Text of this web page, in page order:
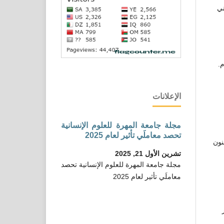
الإعلانات
مجلة جامعة المهرة للعلوم الإنسانية
تحصد معاملَي تأثير لعام 2025
تشرين الأول 21, 2025
مجلة جامعة المهرة للعلوم الإنسانية تحصد
معاملَي تأثير لعام 2025